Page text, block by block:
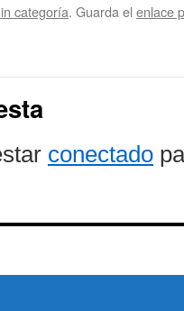
categoría. Guarda el enlace
conectado